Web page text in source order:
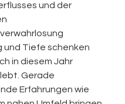
und der
und Tiefe schenken
in diesem Jahr
Gerade
Erfahrungen wie